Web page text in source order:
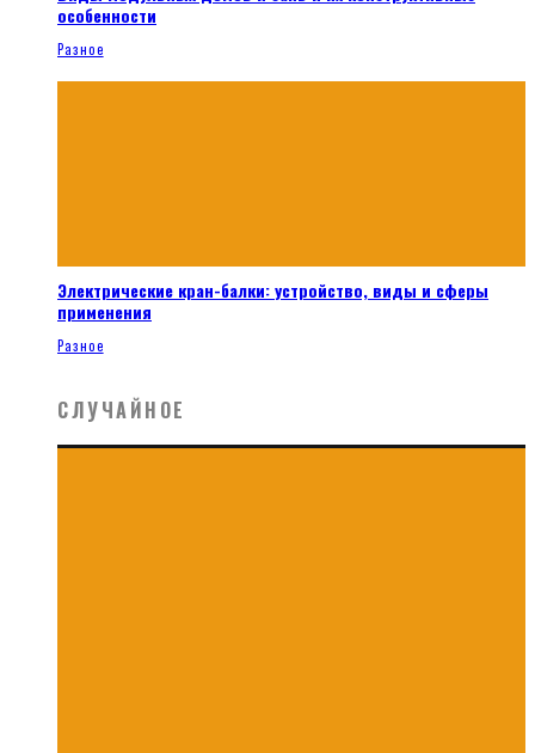
особенности
Разное
Электрические кран-балки: устройство, виды и сферы
применения
Разное
СЛУЧАЙНОЕ